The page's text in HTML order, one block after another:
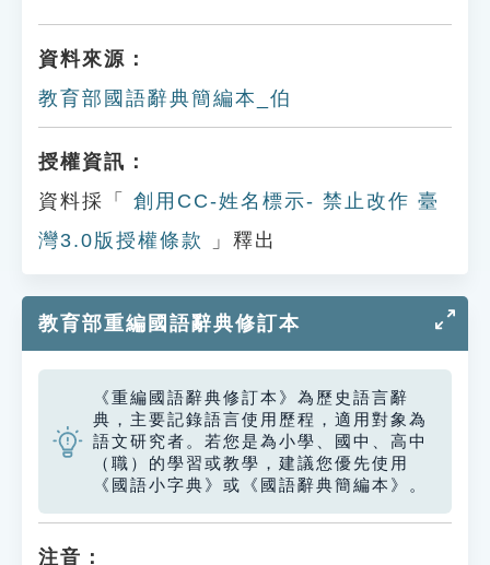
資料來源：
教育部國語辭典簡編本_伯
授權資訊：
資料採「
創用CC-姓名標示- 禁止改作 臺
灣3.0版授權條款
」釋出
教育部重編國語辭典修訂本
《重編國語辭典修訂本》為歷史語言辭
典，主要記錄語言使用歷程，適用對象為
語文研究者。若您是為小學、國中、高中
（職）的學習或教學，建議您優先使用
《國語小字典》或《國語辭典簡編本》。
注音：